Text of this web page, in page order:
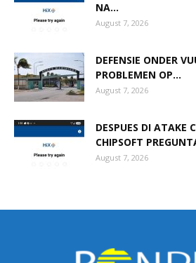
NA...
August 7, 2026
DEFENSIE ONDER
PROBLEMEN OP...
August 7, 2026
DESPUES DI ATAKE
CHIPSOFT
August 7, 2026